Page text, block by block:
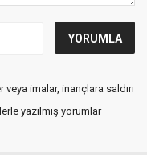
imalar, inançlara saldırı
yazılmış yorumlar